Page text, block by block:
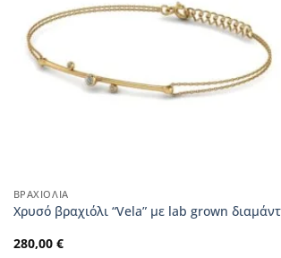
ΒΡΑΧΙΌΛΙΑ
Xρυσό βραχιόλι “Vela” με lab grown
280,00 €